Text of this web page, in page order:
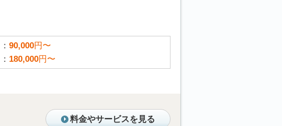
90,000円〜
180,000円〜
料金やサービスを見る